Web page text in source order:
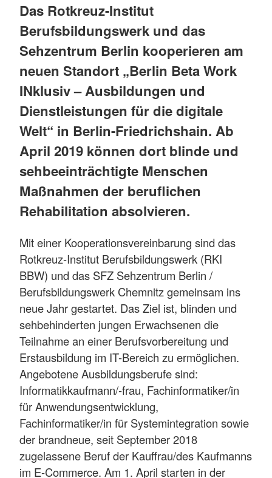
Das Rotkreuz-Institut
Berufsbildungswerk und das
Sehzentrum Berlin kooperieren am
neuen Standort „Berlin Beta Work
INklusiv – Ausbildungen und
Dienstleistungen für die digitale
Welt“ in Berlin-Friedrichshain. Ab
April 2019 können dort blinde und
sehbeeinträchtigte Menschen
Maßnahmen der beruflichen
Rehabilitation absolvieren.
Mit einer Kooperationsvereinbarung sind das
Rotkreuz-Institut Berufsbildungswerk (RKI
BBW) und das SFZ Sehzentrum Berlin /
Berufsbildungswerk Chemnitz gemeinsam ins
neue Jahr gestartet. Das Ziel ist, blinden und
sehbehinderten jungen Erwachsenen die
Teilnahme an einer Berufsvorbereitung und
Erstausbildung im IT-Bereich zu ermöglichen.
Angebotene Ausbildungsberufe sind:
Informatikkaufmann/-frau, Fachinformatiker/in
für Anwendungsentwicklung,
Fachinformatiker/in für Systemintegration sowie
der brandneue, seit September 2018
zugelassene Beruf der Kauffrau/des Kaufmanns
im E-Commerce. Am 1. April starten in der